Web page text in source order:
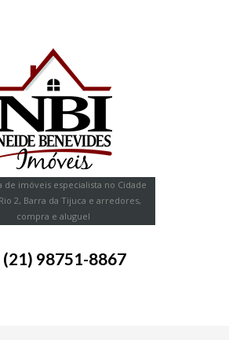
de imóveis especialista no Cidade
2, Barra da Tijuca e arredores,
compra e aluguel
(21) 98751-8867